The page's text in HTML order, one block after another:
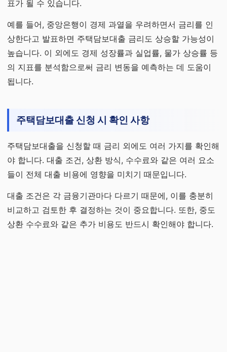
표가 될 수 있습니다.
예를 들어, 중앙은행이 경제 과열을 우려하면서 금리를 인
상한다고 발표하면 주택담보대출 금리도 상승할 가능성이
높습니다. 이 외에도 경제 성장률과 실업률, 물가 상승률 등
의 지표를 분석함으로써 금리 변동을 예측하는 데 도움이
됩니다.
주택담보대출 신청 시 확인 사항
주택담보대출을 신청할 때 금리 외에도 여러 가지를 확인해
야 합니다. 대출 조건, 상환 방식, 수수료와 같은 여러 요소
들이 전체 대출 비용에 영향을 미치기 때문입니다.
대출 조건은 각 금융기관마다 다르기 때문에, 이를 충분히
비교하고 검토한 후 결정하는 것이 중요합니다. 또한, 중도
상환 수수료와 같은 추가 비용도 반드시 확인해야 합니다.